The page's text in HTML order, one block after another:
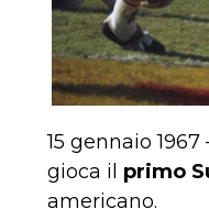
15 gennaio
gioca il primo
americano.